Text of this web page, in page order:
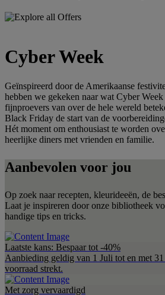
Cyber Week
Geïnspireerd door de Amerikaanse
hebben we gekeken naar wat Cyber
fijnproevers van over de hele wereld
Black Friday de start van de
Hét moment om enthousiast te worden
heerlijke diners met vrienden en familie.
Aanbevolen voor jou
Op zoek naar recepten, kleurideeën, de
Laat je inspireren door onze bibliotheek
handige tips en tricks.
Laatste kans: Bespaar tot -40%
Aanbieding geldig van 1 Juli tot en met
voorraad strekt.
Met zorg vervaardigd